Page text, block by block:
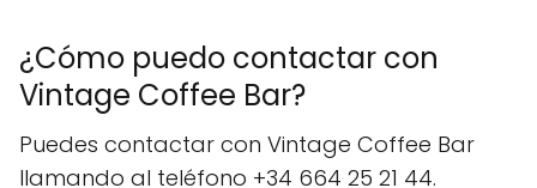
¿Cómo puedo contactar con
Vintage Coffee Bar?
Puedes contactar con Vintage Coffee Bar
llamando al teléfono +34 664 25 21 44.